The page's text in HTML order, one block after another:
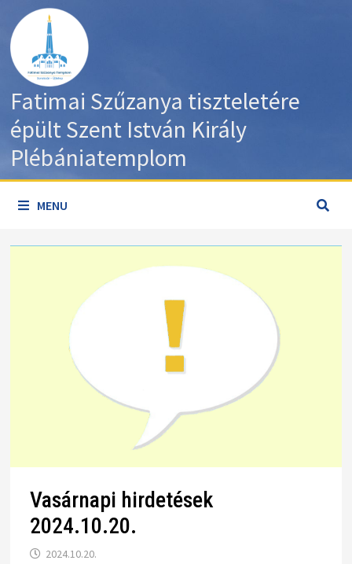
content
Fatimai Szűzanya tiszteletére
épült Szent István Király
Plébániatemplom
MENU
Vasárnapi hirdetések
2024.10.20.
2024.10.20.